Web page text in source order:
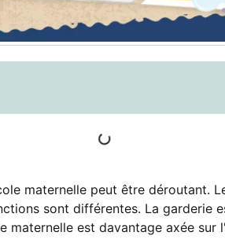
maternelle peut être déroutant.
sont différentes. La garderie
maternelle est davantage axée sur